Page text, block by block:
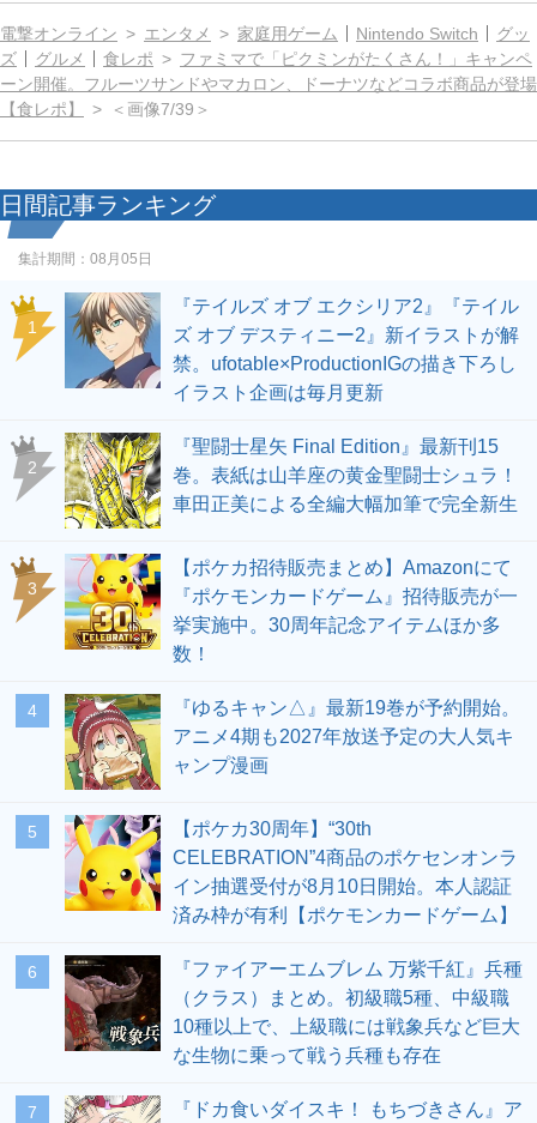
電撃オンライン エンタメ 家庭用ゲーム Nintendo Switch
グッ
ズ
グルメ 食レポ
ファミマで「ピクミンがたくさん！」キャンペ
ーン開催。フルーツサンドやマカロン、ドーナツなどコラボ商品が登場
【食レポ】
＜画像7/39＞
日間記事ランキング
集計期間： 08月05日
1
『テイルズ オブ エクシリア2』『テイル
ズ オブ デスティニー2』新イラストが解
禁。ufotable×ProductionIGの描き下ろし
イラスト企画は毎月更新
2
『聖闘士星矢 Final Edition』最新刊15
巻。表紙は山羊座の黄金聖闘士シュラ！
車田正美による全編大幅加筆で完全新生
3
【ポケカ招待販売まとめ】Amazonにて
『ポケモンカードゲーム』招待販売が一
挙実施中。30周年記念アイテムほか多
数！
4
『ゆるキャン△』最新19巻が予約開始。
アニメ4期も2027年放送予定の大人気キ
ャンプ漫画
5
【ポケカ30周年】“30th
CELEBRATION”4商品のポケセンオンラ
イン抽選受付が8月10日開始。本人認証
済み枠が有利【ポケモンカードゲーム】
6
『ファイアーエムブレム 万紫千紅』兵種
（クラス）まとめ。初級職5種、中級職
10種以上で、上級職には戦象兵など巨大
な生物に乗って戦う兵種も存在
7
『ドカ食いダイスキ！ もちづきさん』ア